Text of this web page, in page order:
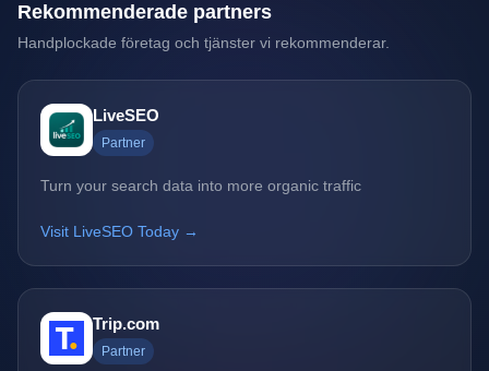
Rekommenderade partners
Handplockade företag och tjänster vi rekommenderar.
LiveSEO
Partner
Turn your search data into more organic traffic
Visit LiveSEO Today →
Trip.com
Partner